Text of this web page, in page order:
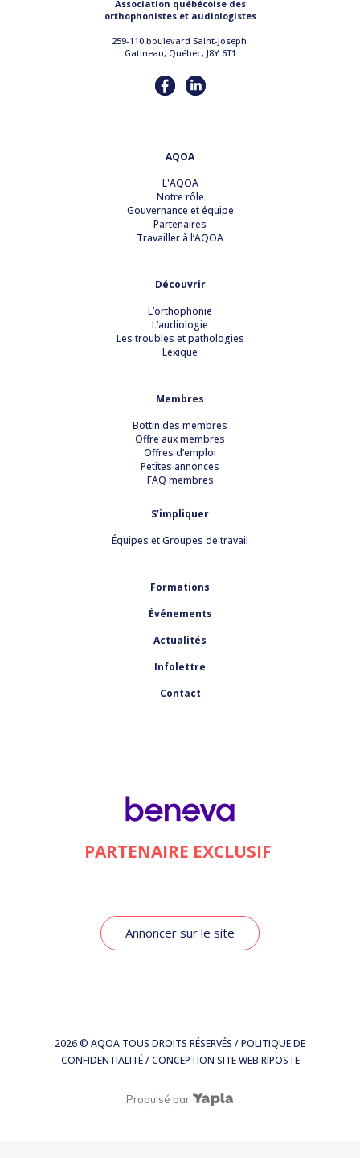
Association québécoise des
orthophonistes et audiologistes
259-110 boulevard Saint-Joseph
Gatineau, Québec, J8Y 6T1
AQOA
L'AQOA
Notre rôle
Gouvernance et équipe
Partenaires
Travailler à l’AQOA
Découvrir
L’orthophonie
L’audiologie
Les troubles et pathologies
Lexique
Membres
Bottin des membres
Offre aux membres
Offres d’emploi
Petites annonces
FAQ membres
S’impliquer
Équipes et Groupes de travail
Formations
Événements
Actualités
Infolettre
Contact
PARTENAIRE EXCLUSIF
Annoncer sur le site
2026© AQOA TOUS DROITS RÉSERVÉS /POLITIQUE DE
CONFIDENTIALITÉ/ CONCEPTION SITE WEB RIPOSTE
Propulsé par